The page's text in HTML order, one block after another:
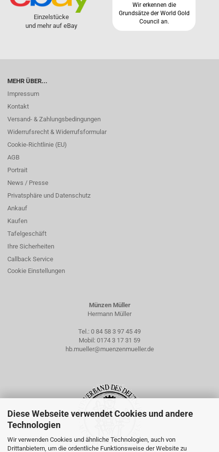
Diese Webseite verwendet Cookies und andere
Technologien
Wir verwenden Cookies und ähnliche Technologien, auch von
Drittanbietern, um die ordentliche Funktionsweise der Website zu
Einzelstücke
und mehr auf eBay
Wir erkennen die
Grundsätze der World Gold
Council an.
MEHR ÜBER...
Impressum
Kontakt
Versand- & Zahlungsbedingungen
Widerrufsrecht & Widerrufsformular
Cookie-Richtlinie (EU)
AGB
Portrait
News / Presse
Privatsphäre und Datenschutz
Ankauf
Kaufen
Tafelgeschäft
Ihre Sicherheiten
Callback Service
Cookie Einstellungen
Münzen Müller
Hermann Müller
Tel.: 0 84 58 3 97 45 49
Mobil: 0174 3 17 31 59
hb.mueller@muenzenmueller.de